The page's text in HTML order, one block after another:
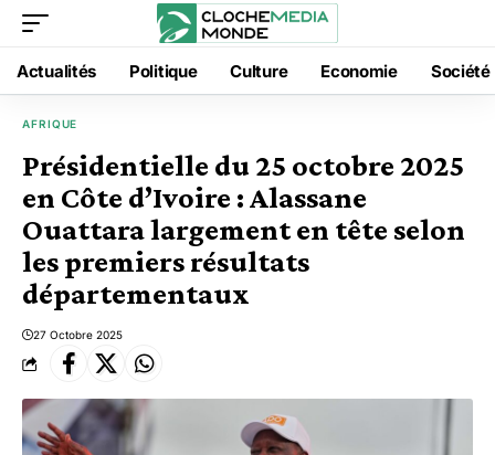
Actualités Politique Culture Economie Société
AFRIQUE
Présidentielle du 25 octobre 2025
en Côte d’Ivoire : Alassane
Ouattara largement en tête selon
les premiers résultats
départementaux
27 Octobre 2025